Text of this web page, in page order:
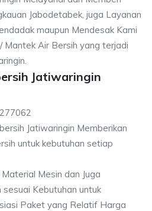
Jabodetabek, juga Layanan
maupun Mendesak Kami
Mantek Air Bersih yang terjadi
Jatiwaringin
Jatiwaringin Memberikan
untuk kebutuhan setiap
Mesin dan Juga
Kebutuhan untuk
Paket yang Relatif Harga